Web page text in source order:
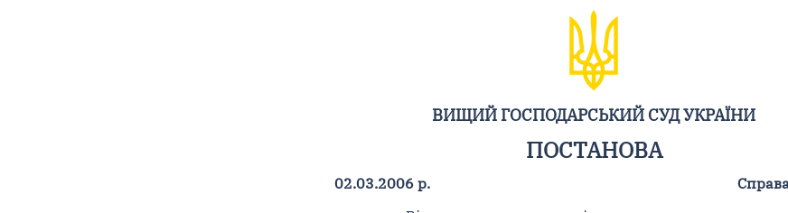
ВИЩИЙ ГОСПОДАРСЬКИЙ СУД УКРАЇНИ
ПОСТАНОВА
02.03.2006 р.